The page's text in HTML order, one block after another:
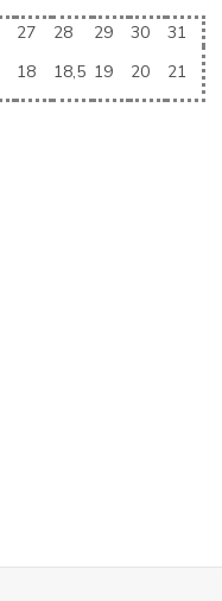
27 28 29 30
31
18 18,5 19 20 21